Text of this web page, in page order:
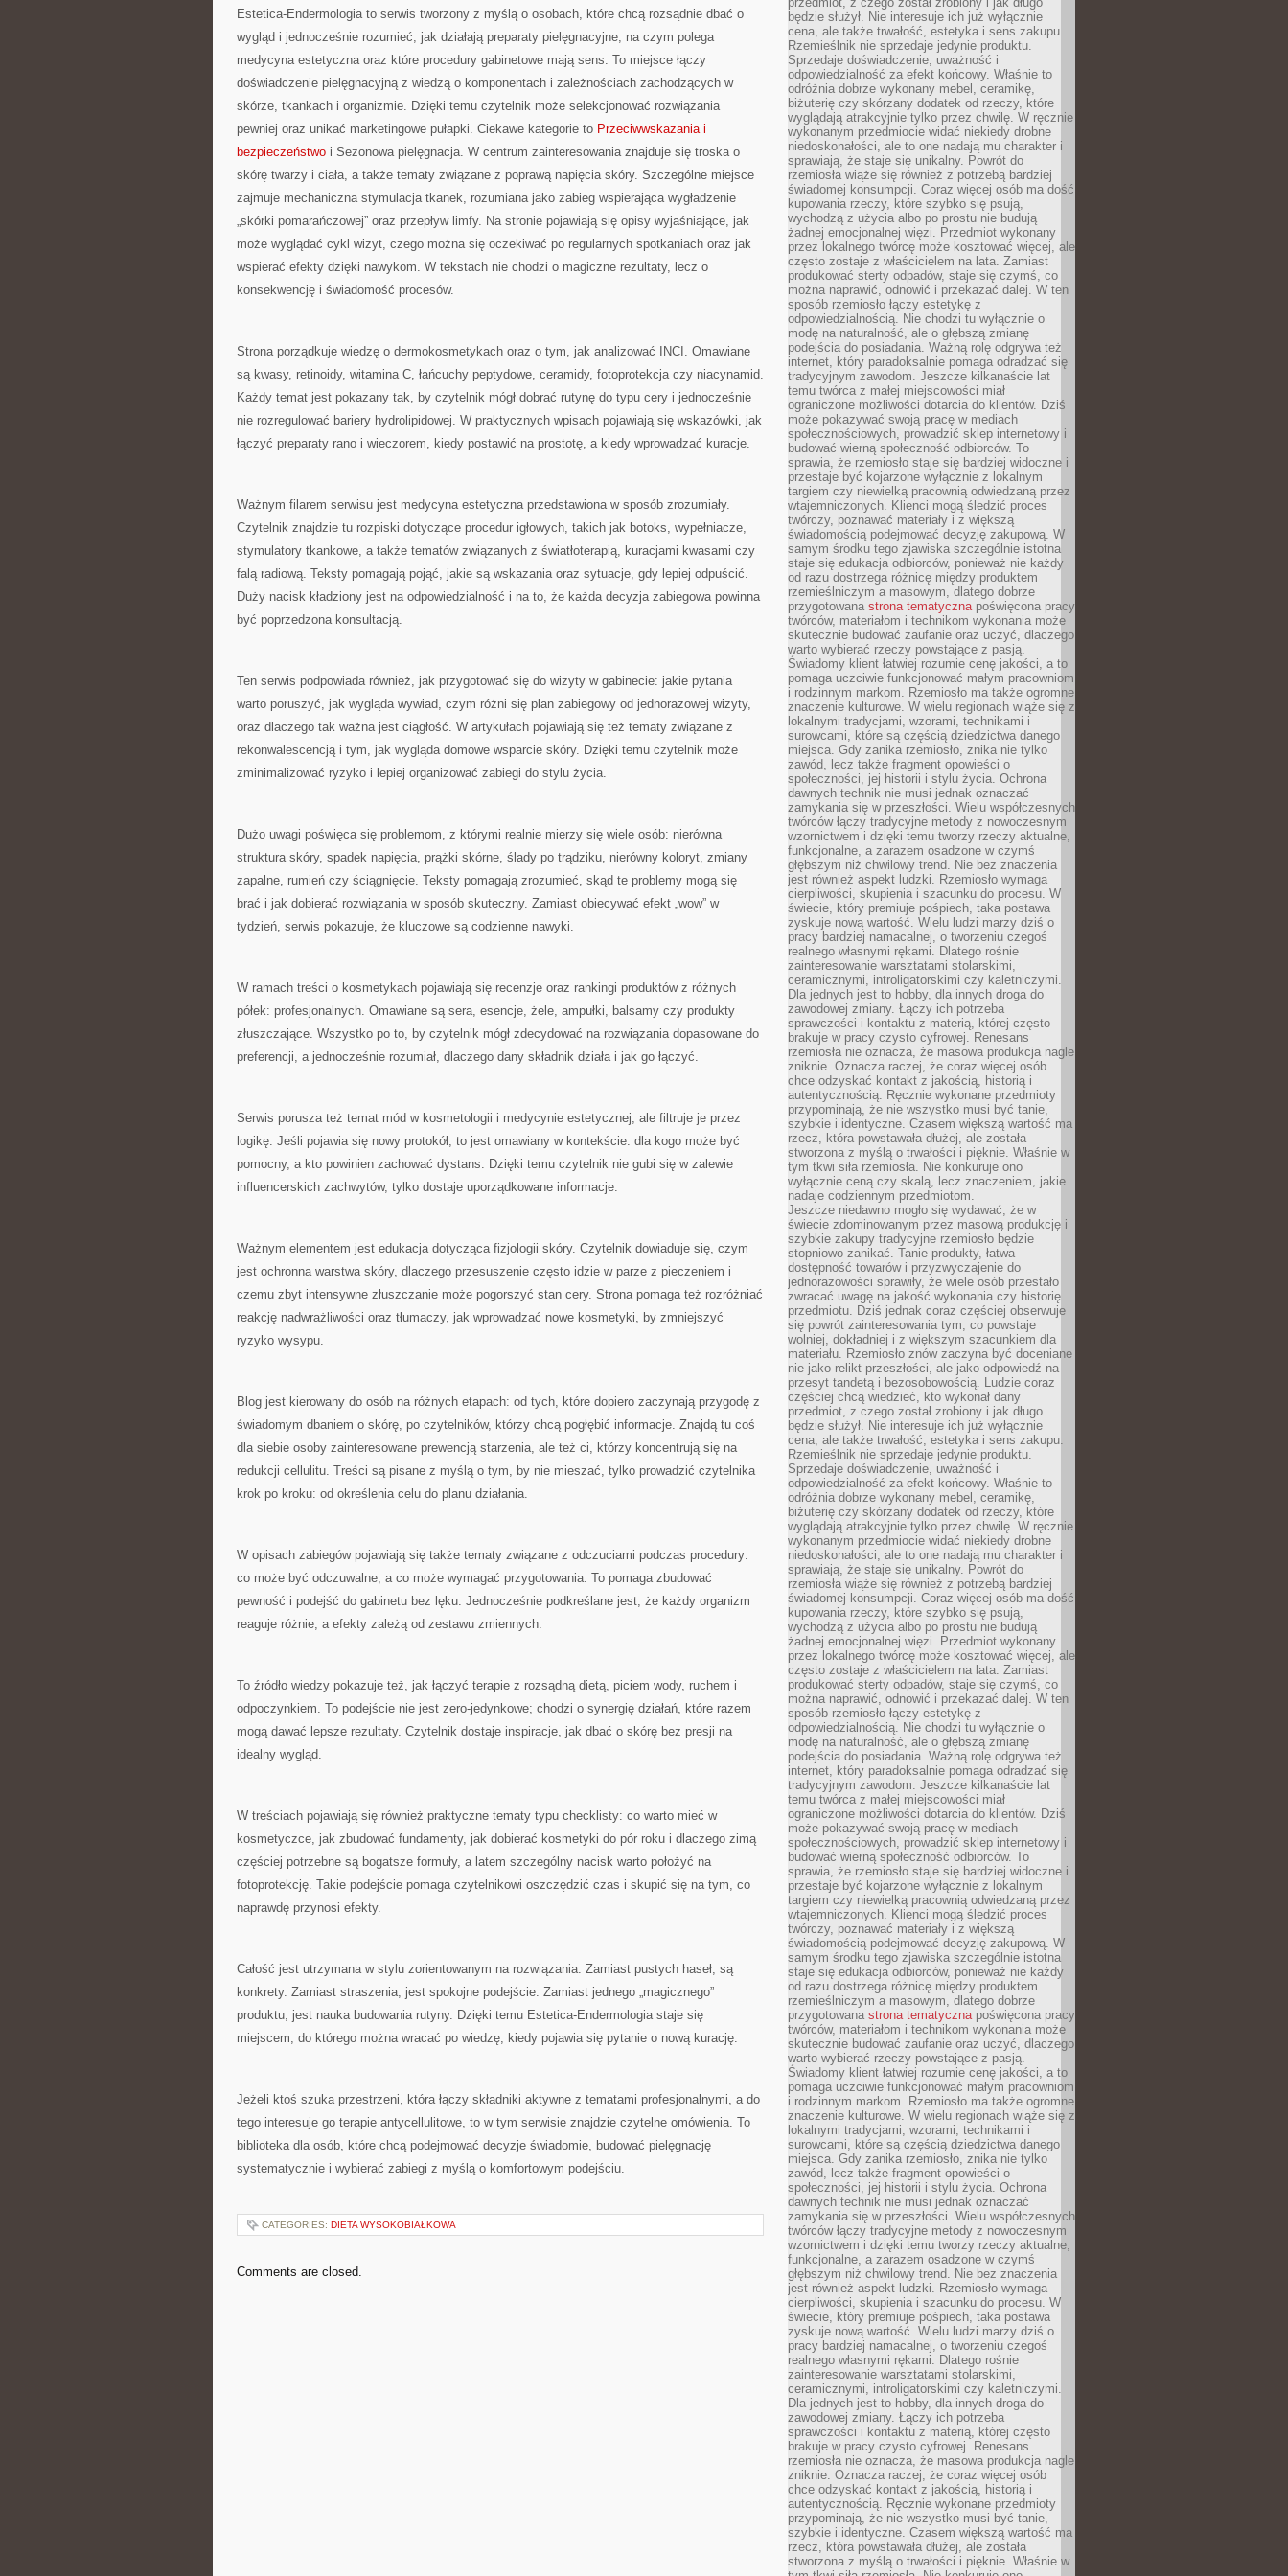
Estetica-Endermologia to serwis tworzony z myślą o osobach, które chcą rozsądnie dbać o
wygląd i jednocześnie rozumieć, jak działają preparaty pielęgnacyjne, na czym polega
medycyna estetyczna oraz które procedury gabinetowe mają sens. To miejsce łączy
doświadczenie pielęgnacyjną z wiedzą o komponentach i zależnościach zachodzących w
skórze, tkankach i organizmie. Dzięki temu czytelnik może selekcjonować rozwiązania
pewniej oraz unikać marketingowe pułapki. Ciekawe kategorie to Przeciwwskazania i
bezpieczeństwo i Sezonowa pielęgnacja. W centrum zainteresowania znajduje się troska o
skórę twarzy i ciała, a także tematy związane z poprawą napięcia skóry. Szczególne miejsce
zajmuje mechaniczna stymulacja tkanek, rozumiana jako zabieg wspierająca wygładzenie
„skórki pomarańczowej” oraz przepływ limfy. Na stronie pojawiają się opisy wyjaśniające, jak
może wyglądać cykl wizyt, czego można się oczekiwać po regularnych spotkaniach oraz jak
wspierać efekty dzięki nawykom. W tekstach nie chodzi o magiczne rezultaty, lecz o
konsekwencję i świadomość procesów.
Strona porządkuje wiedzę o dermokosmetykach oraz o tym, jak analizować INCI. Omawiane
są kwasy, retinoidy, witamina C, łańcuchy peptydowe, ceramidy, fotoprotekcja czy niacynamid.
Każdy temat jest pokazany tak, by czytelnik mógł dobrać rutynę do typu cery i jednocześnie
nie rozregulować bariery hydrolipidowej. W praktycznych wpisach pojawiają się wskazówki, jak
łączyć preparaty rano i wieczorem, kiedy postawić na prostotę, a kiedy wprowadzać kuracje.
Ważnym filarem serwisu jest medycyna estetyczna przedstawiona w sposób zrozumiały.
Czytelnik znajdzie tu rozpiski dotyczące procedur igłowych, takich jak botoks, wypełniacze,
stymulatory tkankowe, a także tematów związanych z światłoterapią, kuracjami kwasami czy
falą radiową. Teksty pomagają pojąć, jakie są wskazania oraz sytuacje, gdy lepiej odpuścić.
Duży nacisk kładziony jest na odpowiedzialność i na to, że każda decyzja zabiegowa powinna
być poprzedzona konsultacją.
Ten serwis podpowiada również, jak przygotować się do wizyty w gabinecie: jakie pytania
warto poruszyć, jak wygląda wywiad, czym różni się plan zabiegowy od jednorazowej wizyty,
oraz dlaczego tak ważna jest ciągłość. W artykułach pojawiają się też tematy związane z
rekonwalescencją i tym, jak wygląda domowe wsparcie skóry. Dzięki temu czytelnik może
zminimalizować ryzyko i lepiej organizować zabiegi do stylu życia.
Dużo uwagi poświęca się problemom, z którymi realnie mierzy się wiele osób: nierówna
struktura skóry, spadek napięcia, prążki skórne, ślady po trądziku, nierówny koloryt, zmiany
zapalne, rumień czy ściągnięcie. Teksty pomagają zrozumieć, skąd te problemy mogą się
brać i jak dobierać rozwiązania w sposób skuteczny. Zamiast obiecywać efekt „wow” w
tydzień, serwis pokazuje, że kluczowe są codzienne nawyki.
W ramach treści o kosmetykach pojawiają się recenzje oraz rankingi produktów z różnych
półek: profesjonalnych. Omawiane są sera, esencje, żele, ampułki, balsamy czy produkty
złuszczające. Wszystko po to, by czytelnik mógł zdecydować na rozwiązania dopasowane do
preferencji, a jednocześnie rozumiał, dlaczego dany składnik działa i jak go łączyć.
Serwis porusza też temat mód w kosmetologii i medycynie estetycznej, ale filtruje je przez
logikę. Jeśli pojawia się nowy protokół, to jest omawiany w kontekście: dla kogo może być
pomocny, a kto powinien zachować dystans. Dzięki temu czytelnik nie gubi się w zalewie
influencerskich zachwytów, tylko dostaje uporządkowane informacje.
Ważnym elementem jest edukacja dotycząca fizjologii skóry. Czytelnik dowiaduje się, czym
jest ochronna warstwa skóry, dlaczego przesuszenie często idzie w parze z pieczeniem i
czemu zbyt intensywne złuszczanie może pogorszyć stan cery. Strona pomaga też rozróżniać
reakcję nadwrażliwości oraz tłumaczy, jak wprowadzać nowe kosmetyki, by zmniejszyć
ryzyko wysypu.
Blog jest kierowany do osób na różnych etapach: od tych, które dopiero zaczynają przygodę z
świadomym dbaniem o skórę, po czytelników, którzy chcą pogłębić informacje. Znajdą tu coś
dla siebie osoby zainteresowane prewencją starzenia, ale też ci, którzy koncentrują się na
redukcji cellulitu. Treści są pisane z myślą o tym, by nie mieszać, tylko prowadzić czytelnika
krok po kroku: od określenia celu do planu działania.
W opisach zabiegów pojawiają się także tematy związane z odczuciami podczas procedury:
co może być odczuwalne, a co może wymagać przygotowania. To pomaga zbudować
pewność i podejść do gabinetu bez lęku. Jednocześnie podkreślane jest, że każdy organizm
reaguje różnie, a efekty zależą od zestawu zmiennych.
To źródło wiedzy pokazuje też, jak łączyć terapie z rozsądną dietą, piciem wody, ruchem i
odpoczynkiem. To podejście nie jest zero-jedynkowe; chodzi o synergię działań, które razem
mogą dawać lepsze rezultaty. Czytelnik dostaje inspiracje, jak dbać o skórę bez presji na
idealny wygląd.
W treściach pojawiają się również praktyczne tematy typu checklisty: co warto mieć w
kosmetyczce, jak zbudować fundamenty, jak dobierać kosmetyki do pór roku i dlaczego zimą
częściej potrzebne są bogatsze formuły, a latem szczególny nacisk warto położyć na
fotoprotekcję. Takie podejście pomaga czytelnikowi oszczędzić czas i skupić się na tym, co
naprawdę przynosi efekty.
Całość jest utrzymana w stylu zorientowanym na rozwiązania. Zamiast pustych haseł, są
konkrety. Zamiast straszenia, jest spokojne podejście. Zamiast jednego „magicznego”
produktu, jest nauka budowania rutyny. Dzięki temu Estetica-Endermologia staje się
miejscem, do którego można wracać po wiedzę, kiedy pojawia się pytanie o nową kurację.
Jeżeli ktoś szuka przestrzeni, która łączy składniki aktywne z tematami profesjonalnymi, a do
tego interesuje go terapie antycellulitowe, to w tym serwisie znajdzie czytelne omówienia. To
biblioteka dla osób, które chcą podejmować decyzje świadomie, budować pielęgnację
systematycznie i wybierać zabiegi z myślą o komfortowym podejściu.
CATEGORIES: DIETA WYSOKOBIAŁKOWA
Comments are closed.
będzie służył. Nie interesuje ich już wyłącznie
cena, ale także trwałość, estetyka i sens zakupu.
Rzemieślnik nie sprzedaje jedynie produktu.
Sprzedaje doświadczenie, uważność i
odpowiedzialność za efekt końcowy. Właśnie to
odróżnia dobrze wykonany mebel, ceramikę,
biżuterię czy skórzany dodatek od rzeczy, które
wyglądają atrakcyjnie tylko przez chwilę. W ręcznie
wykonanym przedmiocie widać niekiedy drobne
niedoskonałości, ale to one nadają mu charakter i
sprawiają, że staje się unikalny. Powrót do
rzemiosła wiąże się również z potrzebą bardziej
świadomej konsumpcji. Coraz więcej osób ma dość
kupowania rzeczy, które szybko się psują,
wychodzą z użycia albo po prostu nie budują
żadnej emocjonalnej więzi. Przedmiot wykonany
przez lokalnego twórcę może kosztować więcej, ale
często zostaje z właścicielem na lata. Zamiast
produkować sterty odpadów, staje się czymś, co
można naprawić, odnowić i przekazać dalej. W ten
sposób rzemiosło łączy estetykę z
odpowiedzialnością. Nie chodzi tu wyłącznie o
modę na naturalność, ale o głębszą zmianę
podejścia do posiadania. Ważną rolę odgrywa też
internet, który paradoksalnie pomaga odradzać się
tradycyjnym zawodom. Jeszcze kilkanaście lat
temu twórca z małej miejscowości miał
ograniczone możliwości dotarcia do klientów. Dziś
może pokazywać swoją pracę w mediach
społecznościowych, prowadzić sklep internetowy i
budować wierną społeczność odbiorców. To
sprawia, że rzemiosło staje się bardziej widoczne i
przestaje być kojarzone wyłącznie z lokalnym
targiem czy niewielką pracownią odwiedzaną przez
wtajemniczonych. Klienci mogą śledzić proces
twórczy, poznawać materiały i z większą
świadomością podejmować decyzję zakupową. W
samym środku tego zjawiska szczególnie istotna
staje się edukacja odbiorców, ponieważ nie każdy
od razu dostrzega różnicę między produktem
rzemieślniczym a masowym, dlatego dobrze
przygotowana strona tematycznapoświęcona pracy
twórców, materiałom i technikom wykonania może
skutecznie budować zaufanie oraz uczyć, dlaczego
warto wybierać rzeczy powstające z pasją.
Świadomy klient łatwiej rozumie cenę jakości, a to
pomaga uczciwie funkcjonować małym pracowniom
i rodzinnym markom. Rzemiosło ma także ogromne
znaczenie kulturowe. W wielu regionach wiąże się z
lokalnymi tradycjami, wzorami, technikami i
surowcami, które są częścią dziedzictwa danego
miejsca. Gdy zanika rzemiosło, znika nie tylko
zawód, lecz także fragment opowieści o
społeczności, jej historii i stylu życia. Ochrona
dawnych technik nie musi jednak oznaczać
zamykania się w przeszłości. Wielu współczesnych
twórców łączy tradycyjne metody z nowoczesnym
wzornictwem i dzięki temu tworzy rzeczy aktualne,
funkcjonalne, a zarazem osadzone w czymś
głębszym niż chwilowy trend. Nie bez znaczenia
jest również aspekt ludzki. Rzemiosło wymaga
cierpliwości, skupienia i szacunku do procesu. W
świecie, który premiuje pośpiech, taka postawa
zyskuje nową wartość. Wielu ludzi marzy dziś o
pracy bardziej namacalnej, o tworzeniu czegoś
realnego własnymi rękami. Dlatego rośnie
zainteresowanie warsztatami stolarskimi,
ceramicznymi, introligatorskimi czy kaletniczymi.
Dla jednych jest to hobby, dla innych droga do
zawodowej zmiany. Łączy ich potrzeba
sprawczości i kontaktu z materią, której często
brakuje w pracy czysto cyfrowej. Renesans
rzemiosła nie oznacza, że masowa produkcja nagle
zniknie. Oznacza raczej, że coraz więcej osób
chce odzyskać kontakt z jakością, historią i
autentycznością. Ręcznie wykonane przedmioty
przypominają, że nie wszystko musi być tanie,
szybkie i identyczne. Czasem większą wartość ma
rzecz, która powstawała dłużej, ale została
stworzona z myślą o trwałości i pięknie. Właśnie w
tym tkwi siła rzemiosła. Nie konkuruje ono
wyłącznie ceną czy skalą, lecz znaczeniem, jakie
nadaje codziennym przedmiotom.
Jeszcze niedawno mogło się wydawać, że w
świecie zdominowanym przez masową produkcję i
szybkie zakupy tradycyjne rzemiosło będzie
stopniowo zanikać. Tanie produkty, łatwa
dostępność towarów i przyzwyczajenie do
jednorazowości sprawiły, że wiele osób przestało
zwracać uwagę na jakość wykonania czy historię
przedmiotu. Dziś jednak coraz częściej obserwuje
się powrót zainteresowania tym, co powstaje
wolniej, dokładniej i z większym szacunkiem dla
materiału. Rzemiosło znów zaczyna być doceniane
nie jako relikt przeszłości, ale jako odpowiedź na
przesyt tandetą i bezosobowością. Ludzie coraz
częściej chcą wiedzieć, kto wykonał dany
przedmiot, z czego został zrobiony i jak długo
będzie służył. Nie interesuje ich już wyłącznie
cena, ale także trwałość, estetyka i sens zakupu.
Rzemieślnik nie sprzedaje jedynie produktu.
Sprzedaje doświadczenie, uważność i
odpowiedzialność za efekt końcowy. Właśnie to
odróżnia dobrze wykonany mebel, ceramikę,
biżuterię czy skórzany dodatek od rzeczy, które
wyglądają atrakcyjnie tylko przez chwilę. W ręcznie
wykonanym przedmiocie widać niekiedy drobne
niedoskonałości, ale to one nadają mu charakter i
sprawiają, że staje się unikalny. Powrót do
rzemiosła wiąże się również z potrzebą bardziej
świadomej konsumpcji. Coraz więcej osób ma dość
kupowania rzeczy, które szybko się psują,
wychodzą z użycia albo po prostu nie budują
żadnej emocjonalnej więzi. Przedmiot wykonany
przez lokalnego twórcę może kosztować więcej, ale
często zostaje z właścicielem na lata. Zamiast
produkować sterty odpadów, staje się czymś, co
można naprawić, odnowić i przekazać dalej. W ten
sposób rzemiosło łączy estetykę z
odpowiedzialnością. Nie chodzi tu wyłącznie o
modę na naturalność, ale o głębszą zmianę
podejścia do posiadania. Ważną rolę odgrywa też
internet, który paradoksalnie pomaga odradzać się
tradycyjnym zawodom. Jeszcze kilkanaście lat
temu twórca z małej miejscowości miał
ograniczone możliwości dotarcia do klientów. Dziś
może pokazywać swoją pracę w mediach
społecznościowych, prowadzić sklep internetowy i
budować wierną społeczność odbiorców. To
sprawia, że rzemiosło staje się bardziej widoczne i
przestaje być kojarzone wyłącznie z lokalnym
targiem czy niewielką pracownią odwiedzaną przez
wtajemniczonych. Klienci mogą śledzić proces
twórczy, poznawać materiały i z większą
świadomością podejmować decyzję zakupową. W
samym środku tego zjawiska szczególnie istotna
staje się edukacja odbiorców, ponieważ nie każdy
od razu dostrzega różnicę między produktem
rzemieślniczym a masowym, dlatego dobrze
przygotowana strona tematycznapoświęcona pracy
twórców, materiałom i technikom wykonania może
skutecznie budować zaufanie oraz uczyć, dlaczego
warto wybierać rzeczy powstające z pasją.
Świadomy klient łatwiej rozumie cenę jakości, a to
pomaga uczciwie funkcjonować małym pracowniom
i rodzinnym markom. Rzemiosło ma także ogromne
znaczenie kulturowe. W wielu regionach wiąże się z
lokalnymi tradycjami, wzorami, technikami i
surowcami, które są częścią dziedzictwa danego
miejsca. Gdy zanika rzemiosło, znika nie tylko
zawód, lecz także fragment opowieści o
społeczności, jej historii i stylu życia. Ochrona
dawnych technik nie musi jednak oznaczać
zamykania się w przeszłości. Wielu współczesnych
twórców łączy tradycyjne metody z nowoczesnym
wzornictwem i dzięki temu tworzy rzeczy aktualne,
funkcjonalne, a zarazem osadzone w czymś
głębszym niż chwilowy trend. Nie bez znaczenia
jest również aspekt ludzki. Rzemiosło wymaga
cierpliwości, skupienia i szacunku do procesu. W
świecie, który premiuje pośpiech, taka postawa
zyskuje nową wartość. Wielu ludzi marzy dziś o
pracy bardziej namacalnej, o tworzeniu czegoś
realnego własnymi rękami. Dlatego rośnie
zainteresowanie warsztatami stolarskimi,
ceramicznymi, introligatorskimi czy kaletniczymi.
Dla jednych jest to hobby, dla innych droga do
zawodowej zmiany. Łączy ich potrzeba
sprawczości i kontaktu z materią, której często
brakuje w pracy czysto cyfrowej. Renesans
rzemiosła nie oznacza, że masowa produkcja nagle
zniknie. Oznacza raczej, że coraz więcej osób
chce odzyskać kontakt z jakością, historią i
autentycznością. Ręcznie wykonane przedmioty
przypominają, że nie wszystko musi być tanie,
szybkie i identyczne. Czasem większą wartość ma
rzecz, która powstawała dłużej, ale została
stworzona z myślą o trwałości i pięknie. Właśnie w